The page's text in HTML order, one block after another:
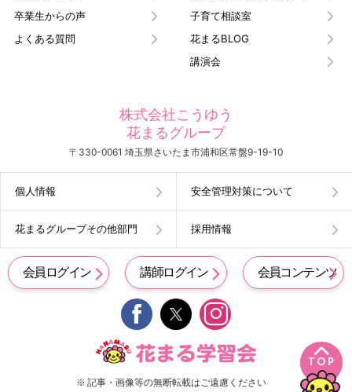
TOP
卒業生からの声
よくある質問
子育て相談室
花まるBLOG
講演会
株式会社こうゆう
花まるグループ
〒330-0061 埼玉県さいたま市浦和区常盤9-19-10
個人情報 安全管理対策について
花まるグループその他部門 採用情報
会員ログイン 講師ログイン 会員コンテンツ
 
※ 記事・画像等の無断転載はご遠慮ください